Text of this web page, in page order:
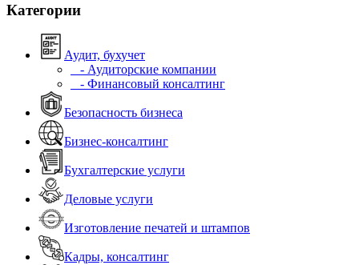
Категории
Аудит, бухучет
- Аудиторские компании
- Финансовый консалтинг
Безопасность бизнеса
Бизнес-консалтинг
Бухгалтерские услуги
Деловые услуги
Изготовление печатей и штампов
Кадры, консалтинг